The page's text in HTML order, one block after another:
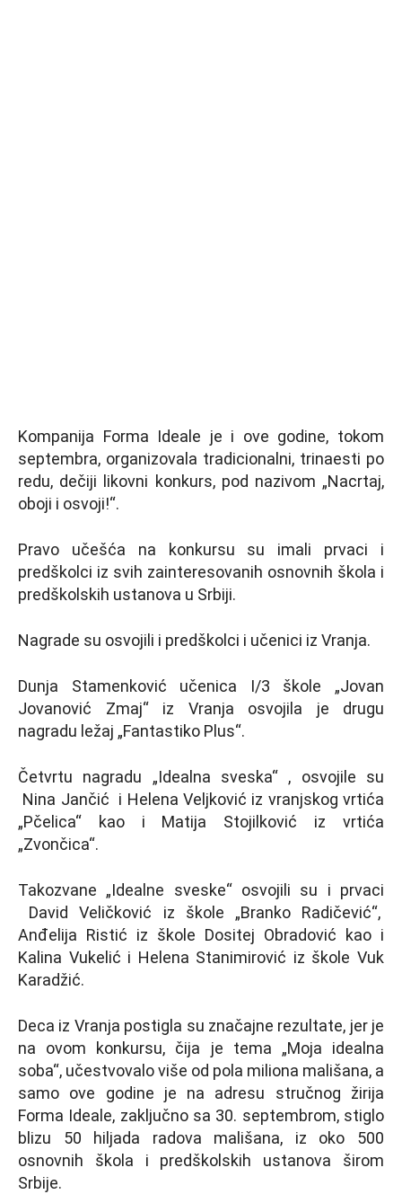
Kompanija Forma Ideale je i ove godine, tokom
septembra, organizovala tradicionalni, trinaesti po
redu, dečiji likovni konkurs, pod nazivom „Nacrtaj,
oboji i osvoji!“.
Pravo učešća na konkursu su imali prvaci i
predškolci iz svih zainteresovanih osnovnih škola i
predškolskih ustanova u Srbiji.
Nagrade su osvojili i predškolci i učenici iz Vranja.
Dunja Stamenković učenica I/3 škole „Jovan
Jovanović Zmaj“ iz Vranja osvojila je drugu
nagradu ležaj „Fantastiko Plus“.
Četvrtu nagradu „Idealna sveska“ , osvojile su
Nina Jančić i Helena Veljković iz vranjskog vrtića
„Pčelica“ kao i Matija Stojilković iz vrtića
„Zvončica“.
Takozvane „Idealne sveske“ osvojili su i prvaci
David Veličković iz škole „Branko Radičević“,
Anđelija Ristić iz škole Dositej Obradović kao i
Kalina Vukelić i Helena Stanimirović iz škole Vuk
Karadžić.
Deca iz Vranja postigla su značajne rezultate, jer je
na ovom konkursu, čija je tema „Moja idealna
soba“, učestvovalo više od pola miliona mališana, a
samo ove godine je na adresu stručnog žirija
Forma Ideale, zaključno sa 30. septembrom, stiglo
blizu 50 hiljada radova mališana, iz oko 500
osnovnih škola i predškolskih ustanova širom
Srbije.